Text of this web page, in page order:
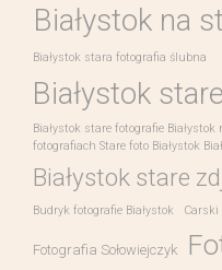
Białystok na
Białystok stara fotografia ślubna
Białystok
Białystok stare fotografie
fotografiach Stare foto Białystok
Białystok stare
Budryk fotografie Białystok Carski
Fotografia Sołowiejczyk